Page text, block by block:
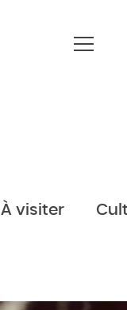
À visiter